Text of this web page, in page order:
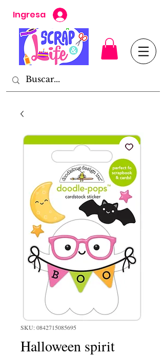
Ingresa
SKU: 0842715085695
Halloween spirit